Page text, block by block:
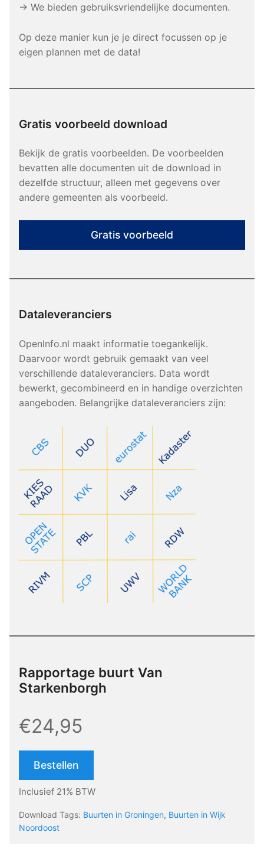
→ We bieden gebruiksvriendelijke documenten.
Op deze manier kun je je direct focussen op je
eigen plannen met de data!
Gratis voorbeeld download
Bekijk de gratis voorbeelden. De voorbeelden
bevatten alle documenten uit de download in
dezelfde structuur, alleen met gegevens over
andere gemeenten als voorbeeld.
Gratis voorbeeld
Dataleveranciers
OpenInfo.nl maakt informatie toegankelijk.
Daarvoor wordt gebruik gemaakt van veel
verschillende dataleveranciers. Data wordt
bewerkt, gecombineerd en in handige overzichten
aangeboden. Belangrijke dataleveranciers zijn:
Rapportage buurt Van
Starkenborgh
€24,95
Bestellen
Inclusief 21% BTW
Download Tags: Buurten in Groningen, Buurten in Wijk
Noordoost